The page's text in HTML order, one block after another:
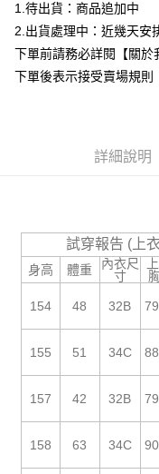
３．安心：先確認商品／服
１．於結帳方式選擇「
結帳頁面，進行簡訊認證並
購買商品的店家。未經商家
【注意事項】
１．透過由恩沛科技股份
易，需依本服務之必要範圍
權轉讓予恩沛科技股份有限
３．未成年的使用者請事先
「AFTEE先享後付」，若
４．使用「AFTEE先享後
５．嚴禁一人註冊多個帳號
恩沛科技股份有限公司將有
全家付款取貨
每筆NT$85，滿NT$799(
付款後全家取貨
每筆NT$85，滿NT$799(
每筆NT$85，滿
海外宅配
1.待出貨：商品追加中
2.出貨處理中：近幾天安
下單前請務必詳閱【關
下單後表示接受賣場規則
詳細說明
試穿報告 (上
身高 體重
內衣尺
寸
154 48 32B
155 51 34C
157 42 32B
158 63 34C